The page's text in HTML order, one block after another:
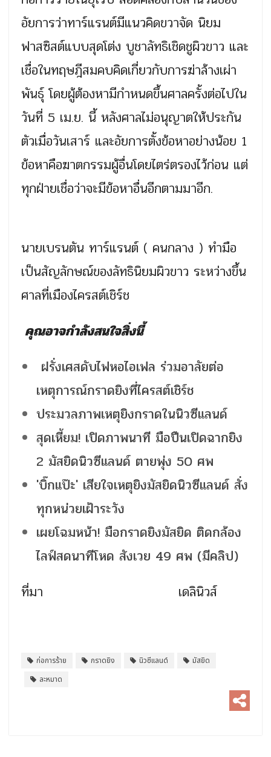
อัยการว่าทาร์แรนต์มีแนวคิดขวาจัด นิยม
ฟาสซิสต์แบบสุดโต่ง บูชาลัทธิเชิดชูผิวขาว และ
เชื่อในทฤษฎีสมคบคิดเกี่ยวกับการฆ่าล้างเผ่า
พันธุ์ โดยผู้ต้องหามีกำหนดขึ้นศาลครั้งต่อไปใน
วันที่ 5 เม.ย. นี้ หลังศาลไม่อนุญาตให้ประกัน
ตัวเมื่อวันเสาร์ และอัยการตั้งข้อหาอย่างน้อย 1
ข้อหาคือฆาตกรรมผู้อื่นโดยไตร่ตรองไว้ก่อน แต่
ทุกฝ่ายเชื่อว่าจะมีข้อหาอื่นอีกตามมาอีก.
นายเบรนตัน ทาร์แรนต์ ( คนกลาง ) ทำมือ
เป็นสัญลักษณ์ของลัทธินิยมผิวขาว ระหว่างขึ้น
ศาลที่เมืองไครสต์เชิร์ช
คุณอาจกำลังสนใจสิ่งนี้
ฝรั่งเศสดับไฟหอไอเฟล ร่วมอาลัยต่อ
เหตุการณ์กราดยิงที่ไครสต์เชิร์ช
ประมวลภาพเหตุยิงกราดในนิวซีแลนด์
สุดเหี้ยม! เปิดภาพนาที มือปืนเปิดฉากยิง
2 มัสยิดนิวซีแลนด์ ตายพุ่ง 50 ศพ
'บิ๊กแป๊ะ' เสียใจเหตุยิงมัสยิดนิวซีแลนด์ สั่ง
ทุกหน่วยเฝ้าระวัง
เผยโฉมหน้า! มือกราดยิงมัสยิด ติดกล้อง
ไลฟ์สดนาทีโหด สังเวย 49 ศพ (มีคลิป)
ที่มา เดลินิวส์
ก่อการร้าย กราดยิง นิวซีแลนด์
มัสยิด
ละหมาด